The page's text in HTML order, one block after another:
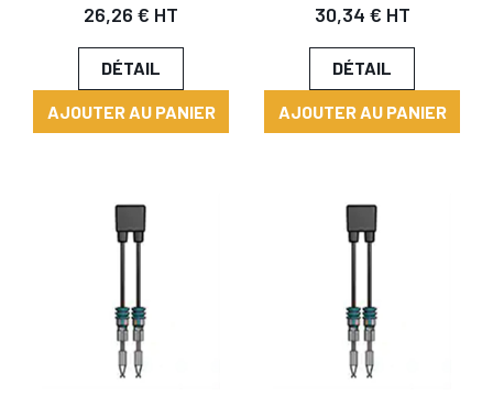
26,26 € HT
DÉTAIL
AJOUTER AU PANIER
30,34 € HT
DÉTAIL
AJOUTER AU PANIER